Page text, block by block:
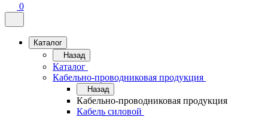
0
Каталог
Назад
Каталог
Кабельно-проводниковая продукция
Назад
Кабельно-проводниковая продукция
Кабель силовой